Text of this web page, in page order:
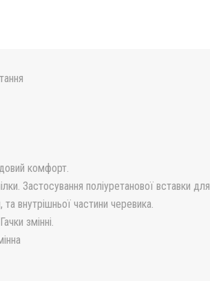
комфорт.
Застосування поліуретанової вставки для
внутрішньої частини черевика.
змінні.